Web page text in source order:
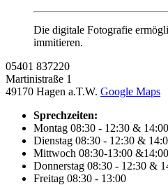
Die digitale Fotografie
immitieren.
05401 837220
Martinistraße 1
49170 Hagen a.T.W. Google Maps
Sprechzeiten:
Montag 08:30 - 12:30 &
Dienstag 08:30 - 12:30 &
Mittwoch 08:30-13:00
Donnerstag 08:30 - 12:30 &
Freitag 08:30 - 13:00